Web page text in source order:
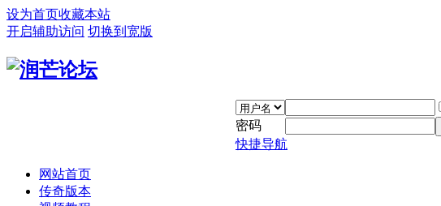
设为首页收藏本站
开启辅助访问 切换到宽版
密码
快捷导航
网站首页
传奇版本